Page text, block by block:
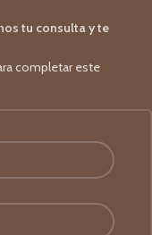
tu consulta y te
completar este